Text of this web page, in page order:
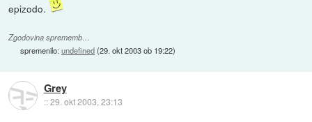
epizodo.
Zgodovina sprememb…
spremenilo:undefined(29. okt 2003 ob 19:22)
Grey
::29. okt 2003, 23:13